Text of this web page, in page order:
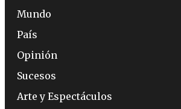
Mundo
País
Opinión
Sucesos
Arte y Espectáculos